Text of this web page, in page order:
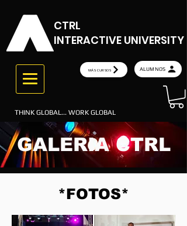
CTRL
INTERACTIVE UNIVERSITY
MÁS CURSOS ALUMNOS
THINK GLOBAL... WORK GLOBAL
GALERIA CTRL
*FOTOS*